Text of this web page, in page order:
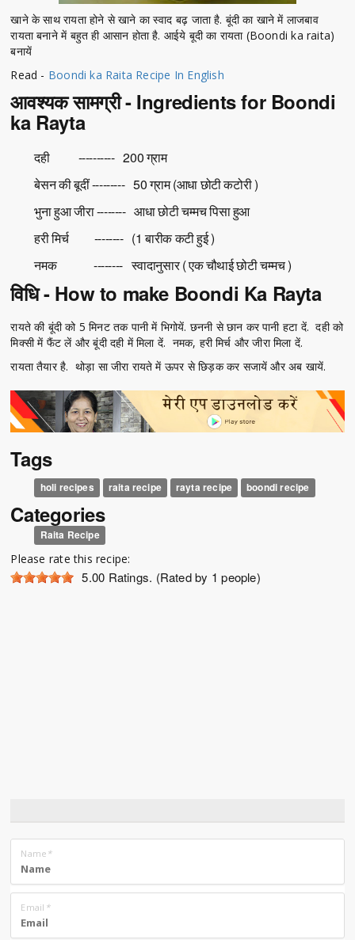
खाने के साथ रायता होने से खाने का स्वाद बढ़ जाता है. बूंदी का खाने में लाजबाव
रायता बनाने में बहुत ही आसान होता है. आईये बूदी का रायता (Boondi ka raita)
बनायें
Read - Boondi ka Raita Recipe In English
आवश्यक सामग्री - Ingredients for Boondi
ka Rayta
दही ---------- 200 ग्राम
बेसन की बूदीं --------- 50 ग्राम (आधा छोटी कटोरी )
भुना हुआ जीरा -------- आधा छोटी चम्मच पिसा हुआ
हरी मिर्च -------- (1 बारीक कटी हुई )
नमक -------- स्वादानुसार ( एक चौथाई छोटी चम्मच )
विधि - How to make Boondi Ka Rayta
रायते की बूंदी को 5 मिनट तक पानी में भिगोयें. छननी से छान कर पानी हटा दें. दही को
मिक्सी में फैंट लें और बूंदी दही में मिला दें. नमक, हरी मिर्च और जीरा मिला दें.
रायता तैयार है. थोड़ा सा जीरा रायते में ऊपर से छिड़क कर सजायें और अब खायें.
Tags
holi recipes raita recipe rayta recipe boondi recipe
Categories
Raita Recipe
Please rate this recipe:
5.00 Ratings. (Rated by 1 people)
Name *
Email *